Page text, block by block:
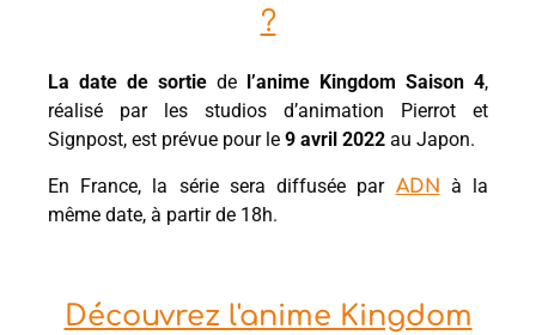
?
La date de sortie de l’anime Kingdom Saison 4,
réalisé par les studios d’animation Pierrot et
Signpost, est prévue pour le 9 avril 2022 au Japon.
En France, la série sera diffusée par ADN à la
même date, à partir de 18h.
Découvrez l'anime Kingdom